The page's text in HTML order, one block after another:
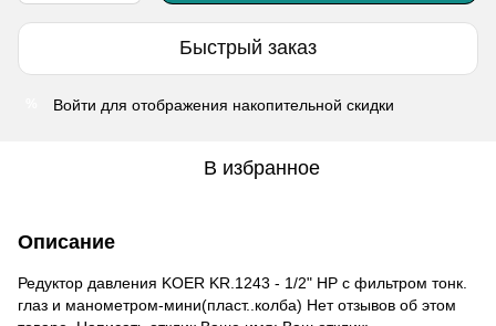
Быстрый заказ
Войти для отображения накопительной скидки
В избранное
Описание
Редуктор давления KOER KR.1243 - 1/2" НР с фильтром тонк.
глаз и манометром-мини(пласт..колба) Нет отзывов об этом